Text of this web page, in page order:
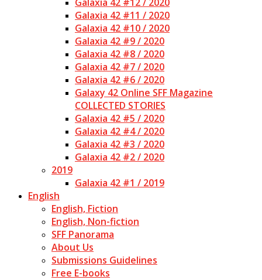
Galaxia 42 #11 / 2020
Galaxia 42 #10 / 2020
Galaxia 42 #9 / 2020
Galaxia 42 #8 / 2020
Galaxia 42 #7 / 2020
Galaxia 42 #6 / 2020
Galaxy 42 Online SFF Magazine
COLLECTED STORIES
Galaxia 42 #5 / 2020
Galaxia 42 #4 / 2020
Galaxia 42 #3 / 2020
Galaxia 42 #2 / 2020
2019
Galaxia 42 #1 / 2019
English
English, Fiction
English, Non-fiction
SFF Panorama
About Us
Submissions Guidelines
Free E-books